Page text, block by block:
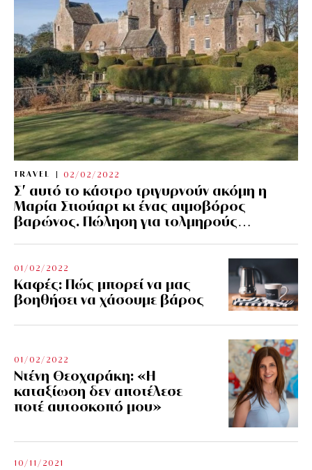
TRAVEL 02/02/2022
Σ’ αυτό το κάστρο τριγυρνούν ακόμη η
Μαρία Στιούαρτ κι ένας αιμοβόρος
βαρώνος. Πώληση για τολμηρούς…
01/02/2022
Kαφές: Πώς μπορεί να μας
βοηθήσει να χάσουμε βάρος
01/02/2022
Ντένη Θεοχαράκη: «Η
καταξίωση δεν αποτέλεσε
ποτέ αυτοσκοπό μου»
10/11/2021